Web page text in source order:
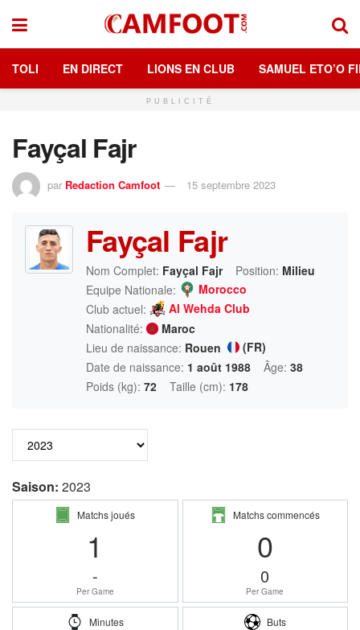
TOLI EN DIRECT LIONS EN CLUB SAMUEL ETO’O
PUBLICITÉ
Fayçal Fajr
par Redaction Camfoot 15 septembre 2023
Fayçal Fajr
Nom Complet: Fayçal Fajr Position: Milieu
Equipe Nationale:
Morocco
Club actuel:
Al Wehda Club
Nationalité:
Maroc
Lieu de naissance: Rouen
(FR)
Date de naissance: 1 août 1988 Âge: 38
Poids (kg): 72 Taille (cm): 178
Saison: 2023
Matchs joués
1
-
Per Game
Matchs commencés
0
0
Per Game
Minutes Buts